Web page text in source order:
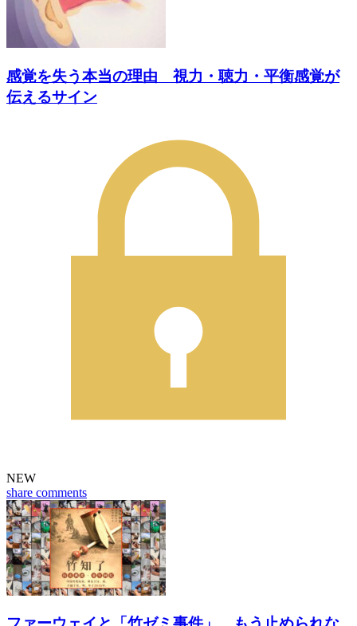
感覚を失う本当の理由 視力・聴力・平衡感覚が
伝えるサイン
NEW
share comments